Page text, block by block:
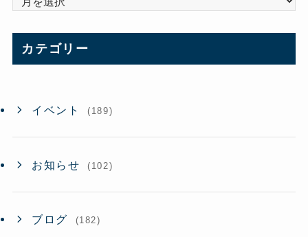
ー
カ
イ
ブ
カテゴリー
イベント (189)
お知らせ (102)
ブログ (182)